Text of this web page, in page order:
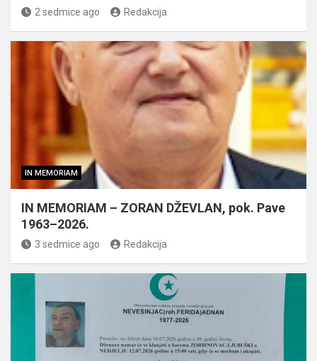
2 sedmice ago Redakcija
IN MEMORIAM
IN MEMORIAM – ZORAN DŽEVLAN, pok. Pave
1963–2026.
3 sedmice ago Redakcija